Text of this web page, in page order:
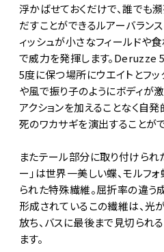
浮かばせておくだけで、誰でも
だすことができるルアーバラン
ィッシュが小さなフィールドや
で威力を発揮します。Deruzze
5度に保つ場所にウエイトとフッ
や風で振り子のようにボディが
アクションを加えることなく自発
死のワカサギを演出することがで
またテール部分に取り付けられ
ー」は世界一美しい蝶、モルフ
られた特殊繊維。屈折率の違う
形成されているこの繊維は、光
放ち、バスに最後まで見切られ
ます。